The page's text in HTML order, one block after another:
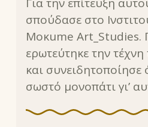
σπούδασε στο
Mοκume Art_Studies.
ερωτεύτηκε την
και συνειδητοποίησε
σωστό μονοπάτι γι’